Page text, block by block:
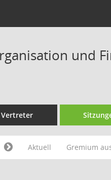
und
Vertreter
Aktuell Gremium